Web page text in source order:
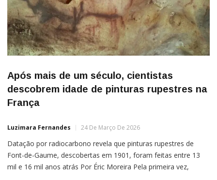
Após mais de um século, cientistas
descobrem idade de pinturas rupestres na
França
Luzimara Fernandes 24 De Março De 2026
Datação por radiocarbono revela que pinturas rupestres de
Font-de-Gaume, descobertas em 1901, foram feitas entre 13
mil e 16 mil anos atrás Por Éric Moreira Pela primeira vez,